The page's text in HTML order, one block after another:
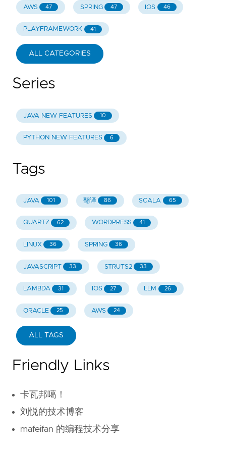
AWS 47 SPRING 47 IOS 46
PLAYFRAMEWORK 41
ALL CATEGORIES
Series
JAVA NEW FEATURES 10
PYTHON NEW FEATURES 6
Tags
JAVA 101 翻译 86 SCALA 65
QUARTZ 62 WORDPRESS 41
LINUX 36 SPRING 36
JAVASCRIPT 33 STRUTS2 33
LAMBDA 31 IOS 27 LLM 26
ORACLE 25 AWS 24
ALL TAGS
Friendly Links
卡瓦邦噶！
刘悦的技术博客
mafeifan 的编程技术分享